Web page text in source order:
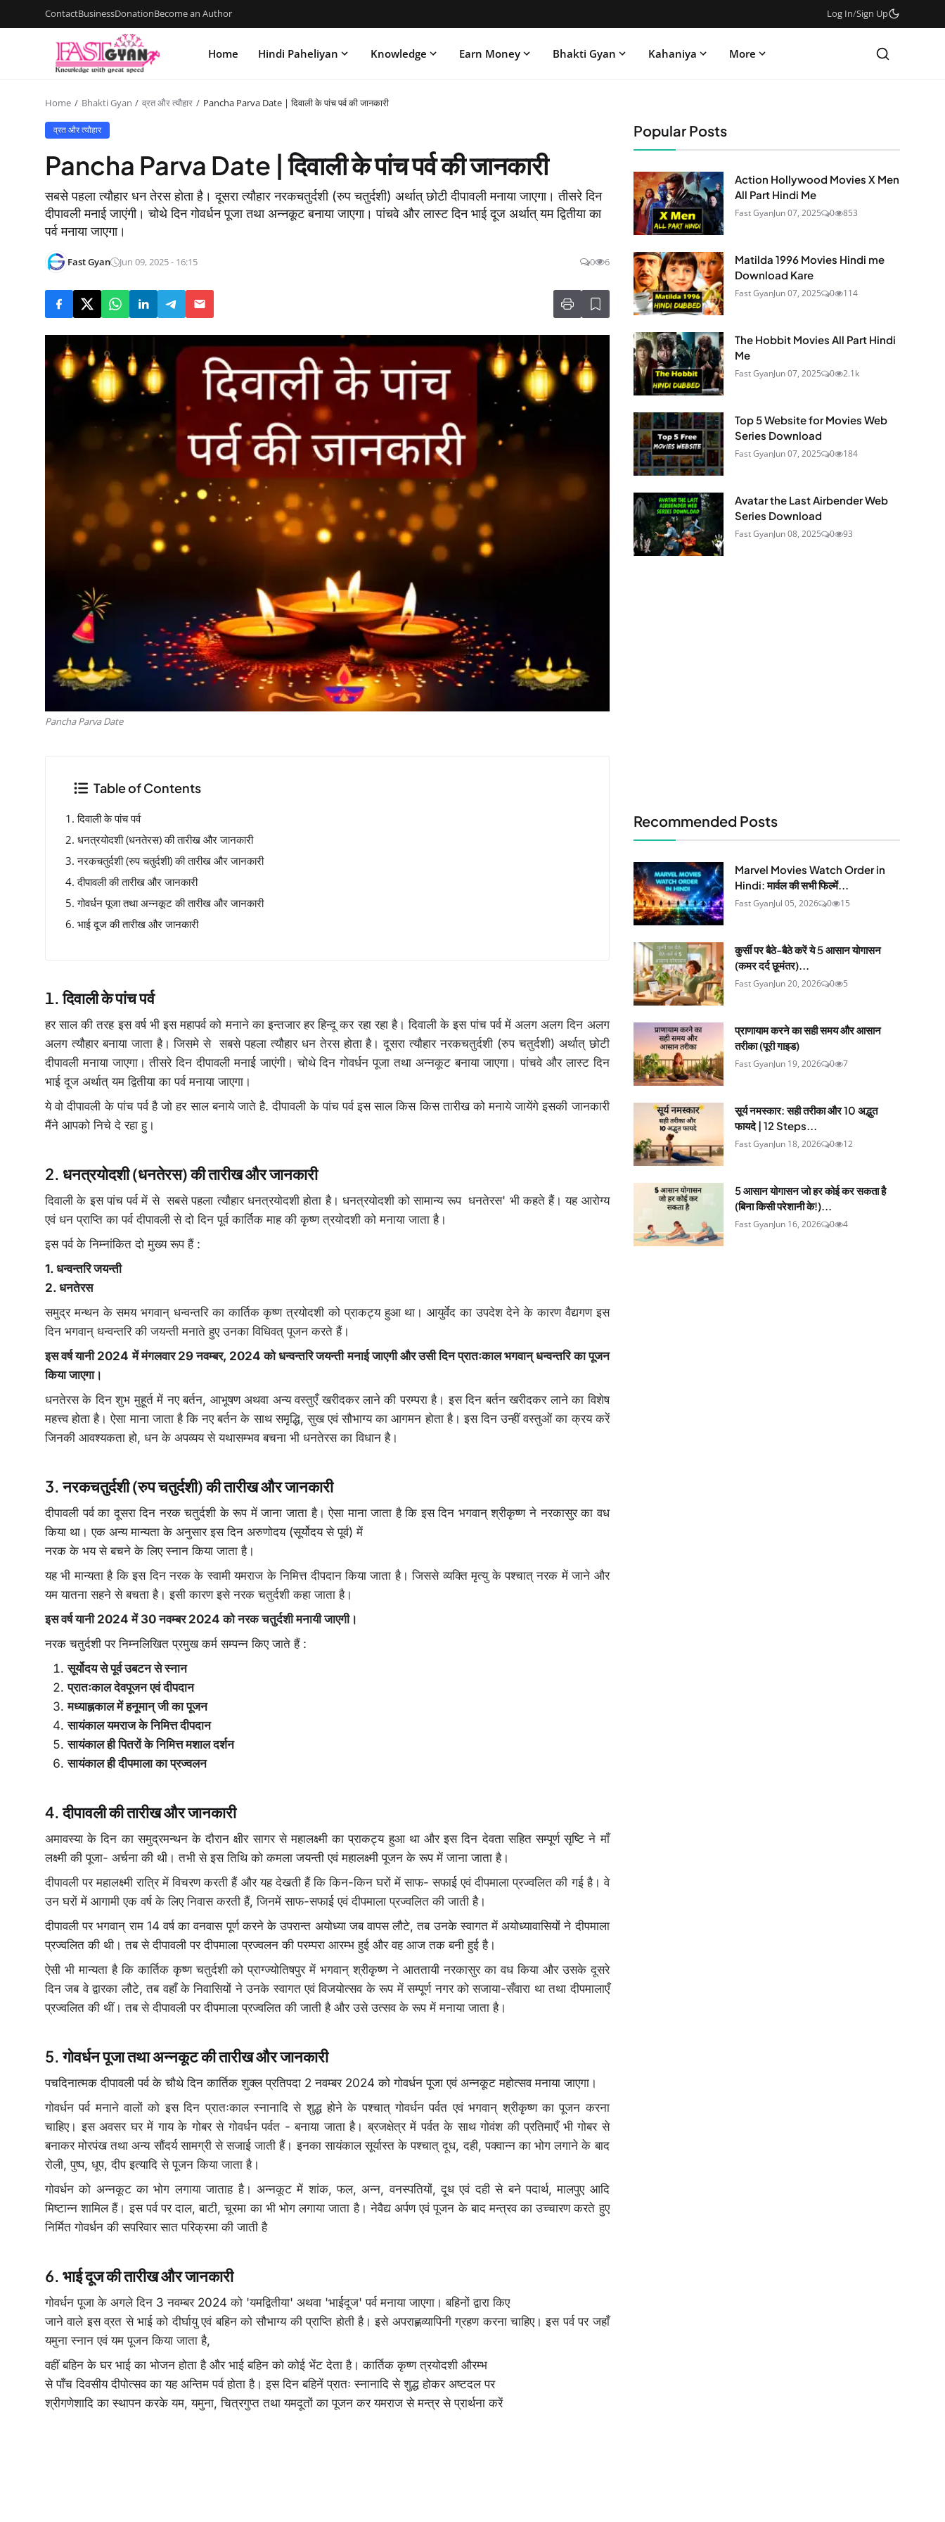
ContactBusinessDonationBecome an Author Log In/Sign Up
Home Hindi Paheliyan Knowledge Earn Money Bhakti Gyan Kahaniya More
Home Bhakti Gyan व्रत और त्यौहार Pancha Parva Date | दिवाली के पांच पर्व की जानकारी
व्रत और त्यौहार
Pancha Parva Date | दिवाली के पांच पर्व की जानकारी
सबसे पहला त्यौहार धन तेरस होता है। दूसरा त्यौहार नरकचतुर्दशी (रुप चतुर्दशी) अर्थात् छोटी दीपावली मनाया जाएगा। तीसरे दिन
दीपावली मनाई जाएंगी। चोथे दिन गोवर्धन पूजा तथा अन्नकूट बनाया जाएगा। पांचवे और लास्ट दिन भाई दूज अर्थात् यम द्वितीया का
पर्व मनाया जाएगा।
Fast Gyan Jun 09, 2025 - 16:15 0 6
Pancha Parva Date
Table of Contents
दिवाली के पांच पर्व
धनत्रयोदशी (धनतेरस) की तारीख और जानकारी
नरकचतुर्दशी (रुप चतुर्दशी) की तारीख और जानकारी
दीपावली की तारीख और जानकारी
गोवर्धन पूजा तथा अन्नकूट की तारीख और जानकारी
भाई दूज की तारीख और जानकारी
दिवाली के पांच पर्व
हर साल की तरह इस वर्ष भी इस महापर्व को मनाने का इन्तजार हर हिन्दू कर रहा रहा है। दिवाली के इस पांच पर्व में अलग अलग दिन अलग
अलग त्यौहार बनाया जाता है। जिसमे से सबसे पहला त्यौहार धन तेरस होता है। दूसरा त्यौहार नरकचतुर्दशी (रुप चतुर्दशी) अर्थात् छोटी
दीपावली मनाया जाएगा। तीसरे दिन दीपावली मनाई जाएंगी। चोथे दिन गोवर्धन पूजा तथा अन्नकूट बनाया जाएगा। पांचवे और लास्ट दिन
भाई दूज अर्थात् यम द्वितीया का पर्व मनाया जाएगा।
ये वो दीपावली के पांच पर्व है जो हर साल बनाये जाते है. दीपावली के पांच पर्व इस साल किस किस तारीख को मनाये जायेंगे इसकी जानकारी
मैंने आपको निचे दे रहा हु।
धनत्रयोदशी (धनतेरस) की तारीख और जानकारी
दिवाली के इस पांच पर्व में से सबसे पहला त्यौहार धनत्रयोदशी होता है। धनत्रयोदशी को सामान्य रूप धनतेरस' भी कहते हैं। यह आरोग्य
एवं धन प्राप्ति का पर्व दीपावली से दो दिन पूर्व कार्तिक माह की कृष्ण त्रयोदशी को मनाया जाता है।
इस पर्व के निम्नांकित दो मुख्य रूप हैं :
1. धन्वन्तरि जयन्ती
2. धनतेरस
समुद्र मन्थन के समय भगवान् धन्वन्तरि का कार्तिक कृष्ण त्रयोदशी को प्राकट्य हुआ था। आयुर्वेद का उपदेश देने के कारण वैद्यगण इस
दिन भगवान् धन्वन्तरि की जयन्ती मनाते हुए उनका विधिवत् पूजन करते हैं।
इस वर्ष यानी 2024 में मंगलवार 29 नवम्बर, 2024 को धन्वन्तरि जयन्ती मनाई जाएगी और उसी दिन प्रातःकाल भगवान् धन्वन्तरि का पूजन
किया जाएगा।
धनतेरस के दिन शुभ मुहूर्त में नए बर्तन, आभूषण अथवा अन्य वस्तुएँ खरीदकर लाने की परम्परा है। इस दिन बर्तन खरीदकर लाने का विशेष
महत्त्व होता है। ऐसा माना जाता है कि नए बर्तन के साथ समृद्धि, सुख एवं सौभाग्य का आगमन होता है। इस दिन उन्हीं वस्तुओं का क्रय करें
जिनकी आवश्यकता हो, धन के अपव्यय से यथासम्भव बचना भी धनतेरस का विधान है।
नरकचतुर्दशी (रुप चतुर्दशी) की तारीख और जानकारी
दीपावली पर्व का दूसरा दिन नरक चतुर्दशी के रूप में जाना जाता है। ऐसा माना जाता है कि इस दिन भगवान् श्रीकृष्ण ने नरकासुर का वध
किया था। एक अन्य मान्यता के अनुसार इस दिन अरुणोदय (सूर्योदय से पूर्व) में
नरक के भय से बचने के लिए स्नान किया जाता है।
यह भी मान्यता है कि इस दिन नरक के स्वामी यमराज के निमित्त दीपदान किया जाता है। जिससे व्यक्ति मृत्यु के पश्चात् नरक में जाने और
यम यातना सहने से बचता है। इसी कारण इसे नरक चतुर्दशी कहा जाता है।
इस वर्ष यानी 2024 में 30 नवम्बर 2024 को नरक चतुर्दशी मनायी जाएगी।
नरक चतुर्दशी पर निम्नलिखित प्रमुख कर्म सम्पन्न किए जाते हैं :
सूर्योदय से पूर्व उबटन से स्नान
प्रातःकाल देवपूजन एवं दीपदान
मध्याह्नकाल में हनूमान् जी का पूजन
सायंकाल यमराज के निमित्त दीपदान
सायंकाल ही पितरों के निमित्त मशाल दर्शन
सायंकाल ही दीपमाला का प्रज्वलन
दीपावली की तारीख और जानकारी
अमावस्या के दिन का समुद्रमन्थन के दौरान क्षीर सागर से महालक्ष्मी का प्राकट्य हुआ था और इस दिन देवता सहित सम्पूर्ण सृष्टि ने माँ
लक्ष्मी की पूजा- अर्चना की थी। तभी से इस तिथि को कमला जयन्ती एवं महालक्ष्मी पूजन के रूप में जाना जाता है।
दीपावली पर महालक्ष्मी रात्रि में विचरण करती हैं और यह देखती हैं कि किन-किन घरों में साफ- सफाई एवं दीपमाला प्रज्वलित की गई है। वे
उन घरों में आगामी एक वर्ष के लिए निवास करती हैं, जिनमें साफ-सफाई एवं दीपमाला प्रज्वलित की जाती है।
दीपावली पर भगवान् राम 14 वर्ष का वनवास पूर्ण करने के उपरान्त अयोध्या जब वापस लौटे, तब उनके स्वागत में अयोध्यावासियों ने दीपमाला
प्रज्वलित की थी। तब से दीपावली पर दीपमाला प्रज्वलन की परम्परा आरम्भ हुई और वह आज तक बनी हुई है।
ऐसी भी मान्यता है कि कार्तिक कृष्ण चतुर्दशी को प्राग्ज्योतिषपुर में भगवान् श्रीकृष्ण ने आततायी नरकासुर का वध किया और उसके दूसरे
दिन जब वे द्वारका लौटे, तब वहाँ के निवासियों ने उनके स्वागत एवं विजयोत्सव के रूप में सम्पूर्ण नगर को सजाया-सँवारा था तथा दीपमालाएँ
प्रज्वलित की थीं। तब से दीपावली पर दीपमाला प्रज्वलित की जाती है और उसे उत्सव के रूप में मनाया जाता है।
गोवर्धन पूजा तथा अन्नकूट की तारीख और जानकारी
पचदिनात्मक दीपावली पर्व के चौथे दिन कार्तिक शुक्ल प्रतिपदा 2 नवम्बर 2024 को गोवर्धन पूजा एवं अन्नकूट महोत्सव मनाया जाएगा।
गोवर्धन पर्व मनाने वालों को इस दिन प्रातःकाल स्नानादि से शुद्ध होने के पश्चात् गोवर्धन पर्वत एवं भगवान् श्रीकृष्ण का पूजन करना
चाहिए। इस अवसर घर में गाय के गोबर से गोवर्धन पर्वत - बनाया जाता है। ब्रजक्षेत्र में पर्वत के साथ गोवंश की प्रतिमाएँ भी गोबर से
बनाकर मोरपंख तथा अन्य सौंदर्य सामग्री से सजाई जाती हैं। इनका सायंकाल सूर्यास्त के पश्चात् दूध, दही, पक्वान्न का भोग लगाने के बाद
रोली, पुष्प, धूप, दीप इत्यादि से पूजन किया जाता है।
गोवर्धन को अन्नकूट का भोग लगाया जाताह है। अन्नकूट में शांक, फल, अन्न, वनस्पतियों, दूध एवं दही से बने पदार्थ, मालपुए आदि
मिष्टान्न शामिल हैं। इस पर्व पर दाल, बाटी, चूरमा का भी भोग लगाया जाता है। नेवैद्य अर्पण एवं पूजन के बाद मन्त्रव का उच्चारण करते हुए
निर्मित गोवर्धन की सपरिवार सात परिक्रमा की जाती है
भाई दूज की तारीख और जानकारी
गोवर्धन पूजा के अगले दिन 3 नवम्बर 2024 को 'यमद्वितीया' अथवा 'भाईदूज' पर्व मनाया जाएगा। बहिनों द्वारा किए
जाने वाले इस व्रत से भाई को दीर्घायु एवं बहिन को सौभाग्य की प्राप्ति होती है। इसे अपराह्णव्यापिनी ग्रहण करना चाहिए। इस पर्व पर जहाँ
यमुना स्नान एवं यम पूजन किया जाता है,
वहीं बहिन के घर भाई का भोजन होता है और भाई बहिन को कोई भेंट देता है। कार्तिक कृष्ण त्रयोदशी औरम्भ
से पाँच दिवसीय दीपोत्सव का यह अन्तिम पर्व होता है। इस दिन बहिनें प्रातः स्नानादि से शुद्ध होकर अष्टदल पर
श्रीगणेशादि का स्थापन करके यम, यमुना, चित्रगुप्त तथा यमदूतों का पूजन कर यमराज से मन्त्र से प्रार्थना करें
Popular Posts
Action Hollywood Movies X Men
All Part Hindi Me
Fast GyanJun 07, 2025 0 853
Matilda 1996 Movies Hindi me
Download Kare
Fast GyanJun 07, 2025 0 114
The Hobbit Movies All Part Hindi
Me
Fast GyanJun 07, 2025 0 2.1k
Top 5 Website for Movies Web
Series Download
Fast GyanJun 07, 2025 0 184
Avatar the Last Airbender Web
Series Download
Fast GyanJun 08, 2025 0 93
Recommended Posts
Marvel Movies Watch Order in
Hindi: मार्वल की सभी फिल्में...
Fast GyanJul 05, 2026 0 15
कुर्सी पर बैठे-बैठे करें ये 5 आसान योगासन
(कमर दर्द छूमंतर)...
Fast GyanJun 20, 2026 0 5
प्राणायाम करने का सही समय और आसान
तरीका (पूरी गाइड)
Fast GyanJun 19, 2026 0 7
सूर्य नमस्कार: सही तरीका और 10 अद्भुत
फायदे | 12 Steps...
Fast GyanJun 18, 2026 0 12
5 आसान योगासन जो हर कोई कर सकता है
(बिना किसी परेशानी के!)...
Fast GyanJun 16, 2026 0 4